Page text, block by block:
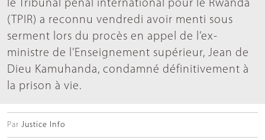
le Tribunal pénal international pour le Rwanda
(TPIR) a reconnu vendredi avoir menti sous
serment lors du procès en appel de l’ex-
ministre de l’Enseignement supérieur, Jean de
Dieu Kamuhanda, condamné définitivement à
la prison à vie.
Par Justice Info